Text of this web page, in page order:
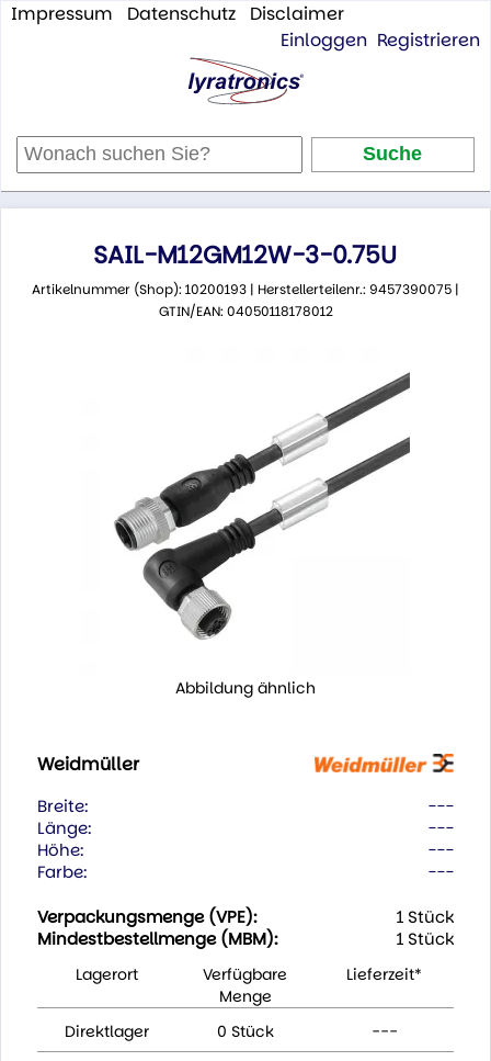
Impressum Datenschutz
Disclaimer
Einloggen Registrieren
SAIL-M12GM12W-3-0.75U
Artikelnummer (Shop): 10200193 | Herstellerteilenr.: 9457390075 |
GTIN/EAN: 04050118178012
Abbildung ähnlich
Weidmüller
Breite:
---
Länge:
---
Höhe:
---
Farbe:
---
Verpackungsmenge (VPE):
1 Stück
Mindestbestellmenge (MBM):
1 Stück
Lagerort
Verfügbare
Menge
Lieferzeit*
Direktlager 0 Stück ---